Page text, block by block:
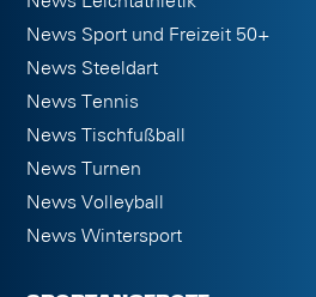
News Sport und Freizeit 50+
News Steeldart
News Tennis
News Tischfußball
News Turnen
News Volleyball
News Wintersport